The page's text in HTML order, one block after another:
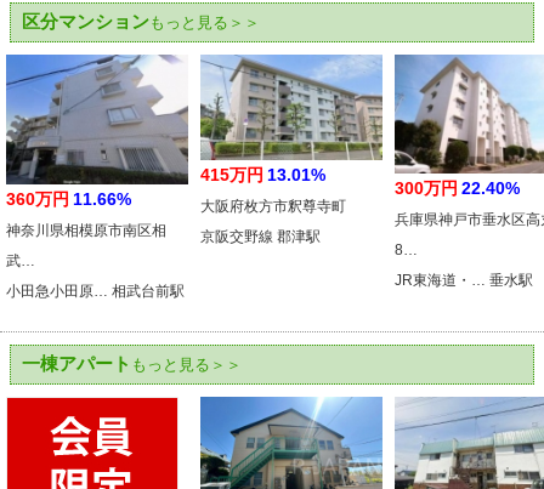
区分マンションもっと見る＞＞
360万円 11.66%
神奈川県相模原市南区相
武…
小田急小田原… 相武台前駅
415万円 13.01%
大阪府枚方市釈尊寺町
京阪交野線 郡津駅
300万円 22.40%
兵庫県神戸市垂水区高
8…
JR東海道・… 垂水駅
一棟アパート もっと見る＞＞